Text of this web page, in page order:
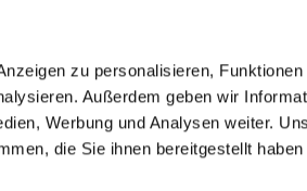
zu personalisieren,
Außerdem geben wir
Werbung und Analysen weiter.
die Sie ihnen bereitgestellt
Deutsches
DVD-Player
Internet